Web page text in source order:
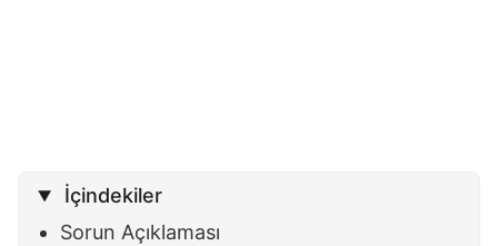
İçindekiler
Sorun Açıklaması